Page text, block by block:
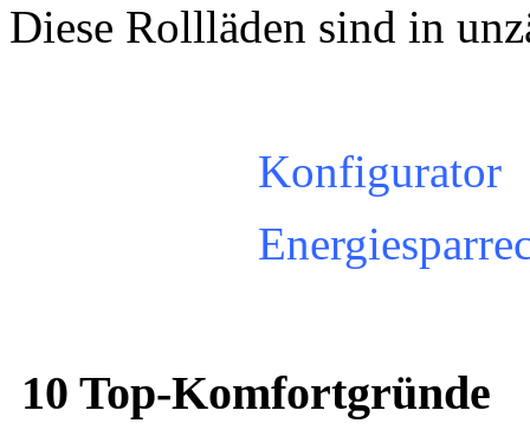
Diese Rollläden sind in
Konfigurator
10 Top-Komfortgründe